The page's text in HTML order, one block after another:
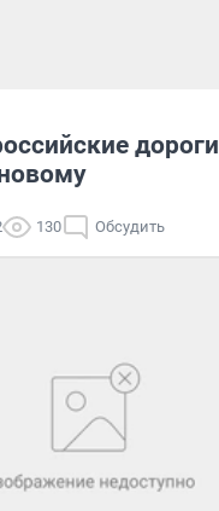
дороги
130 Обсудить